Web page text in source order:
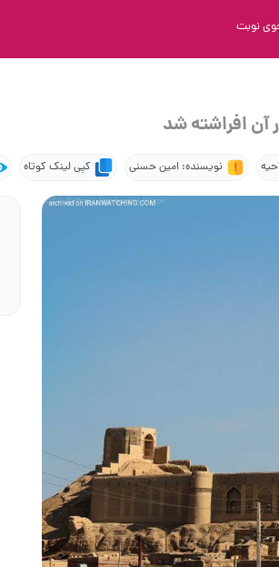
نوبت
آن افراشته شد
نویسنده: امین حسنی کپی لینک کوتاه